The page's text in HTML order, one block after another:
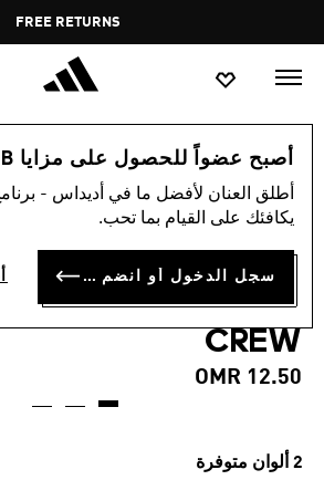
Pause
promotion
rotation
FREE RETURNS
أصبح عضواً للحصول على مزايا ADICLUB
أطلق العنان لأفضل ما في أديداس -
يكافئك على القيام بما تحب.
سجل الدخول أو انضم الآن
الرياضات تدريب إكسسوارات
ثلاثة أزواج من جوارب
GRIP
CUSHIONED
CREW
OMR 12.50
2 ألوان متوفرة